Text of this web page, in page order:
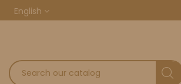
English